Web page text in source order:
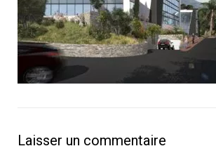
Publications
Laisser un commentaire